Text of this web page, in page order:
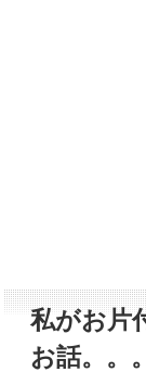
私がお片
お話。。